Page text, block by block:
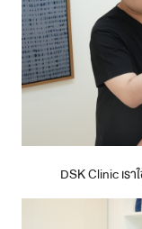
สาขา Stadium
สาขา Asoke
สาขา MRT สุทธิส
สาขา เซ็นทรัลปิ่น
สาขา บางนา
DSK Clinic เร